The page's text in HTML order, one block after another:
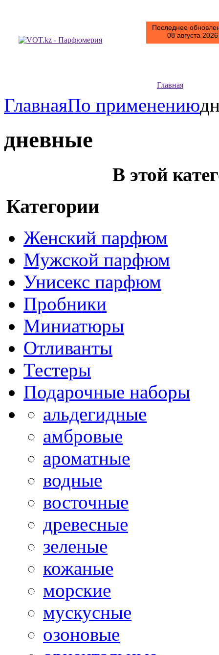
Последнее
08 августа
Главная
ГлавнаяПо применению
дневные
В этой
Категории
Женский парфюм
Мужской парфюм
Унисекс парфюм
Пробники
Миниатюры
Отливанты
Тестеры
Подарочные наборы
альдегидные
амбровые
ароматные
водные
восточные
древесные
зеленые
кожаные
морские
мускусные
озоновые